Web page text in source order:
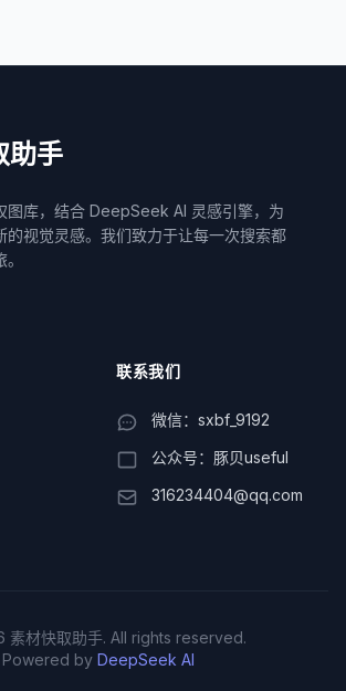
助手
图库，结合 DeepSeek AI 灵感引擎，为
的视觉灵感。我们致力于让每一次搜索都
联系我们
微信：sxbf_9192
公众号：豚贝useful
316234404@qq.com
素材快取助手. All rights reserved.
Powered by DeepSeek AI